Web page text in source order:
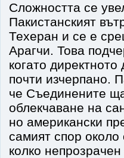
Сложността се
Пакистанският
Техеран и се е
Арагчи. Това
когато
почти изчерпано.
че Съединените
облекчаване на
но американски
самият спор
колко